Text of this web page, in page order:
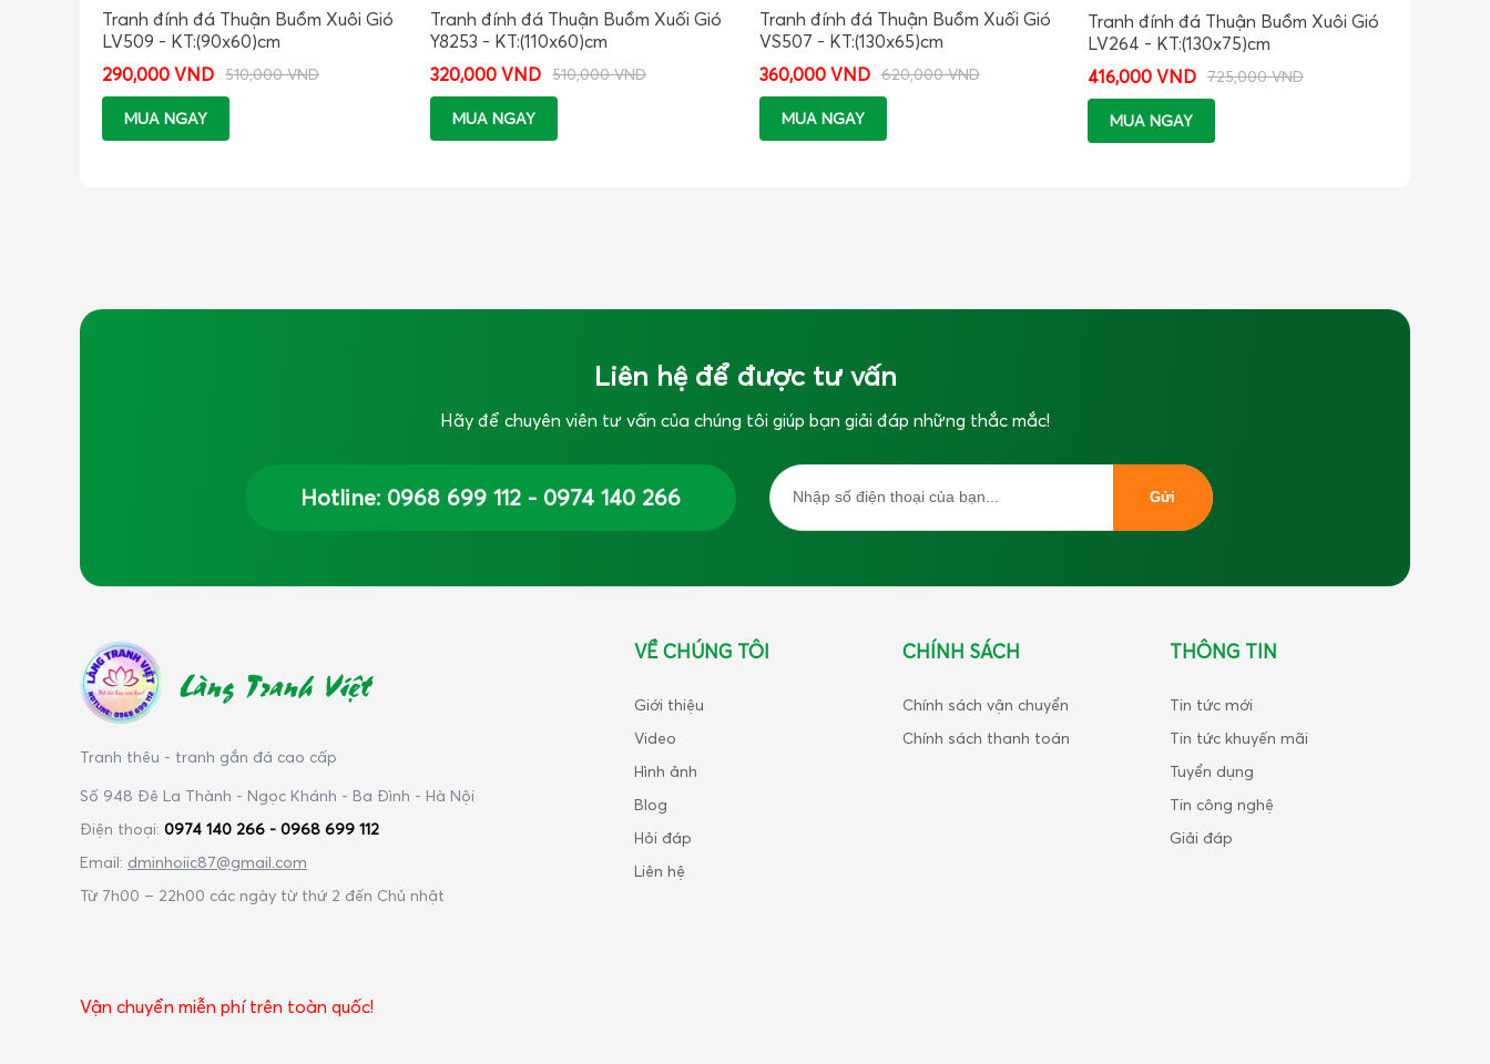
Tranh đính đá Thuận Buồm Xuôi Gió
LV509 - KT:(90x60)cm
290,000 VND 510,000 VND
MUA NGAY
Tranh đính đá Thuận Buồm Xuối Gió
Y8253 - KT:(110x60)cm
320,000 VND
510,000 VND
MUA NGAY
Tranh đính đá Thuận Buồm Xuối Gió
VS507 - KT:(130x65)cm
360,000 VND 620,000 VND
MUA NGAY
Tranh đính đá Thuận Buồm Xuôi Gió
LV264 - KT:(130x75)cm
416,000 VND
725,000 VND
MUA NGAY
Liên hệ để được tư vấn
Hãy để chuyên viên tư vấn của chúng tôi giúp bạn giải đáp những thắc mắc!
Hotline: 0968 699 112 - 0974 140 266
Làng Tranh Việt
Tranh thêu - tranh gắn đá cao cấp
Số 948 Đê La Thành - Ngọc Khánh - Ba Đình - Hà Nội
Điện thoại: 0974 140 266 - 0968 699 112
Email: dminhoiic87@gmail.com
Từ 7h00 – 22h00 các ngày từ thứ 2 đến Chủ nhật
VỀ CHÚNG TÔI
Giới thiệu
Video
Hình ảnh
Blog
Hỏi đáp
Liên hệ
CHÍNH SÁCH
Chính sách vận chuyển
Chính sách thanh toán
THÔNG TIN
Tin tức mới
Tin tức khuyến mãi
Tuyển dụng
Tin công nghệ
Giải đáp
Vận chuyển miễn phí trên toàn quốc!